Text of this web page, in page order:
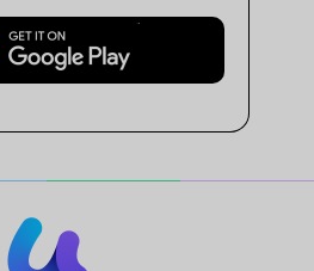
डाउनलोड